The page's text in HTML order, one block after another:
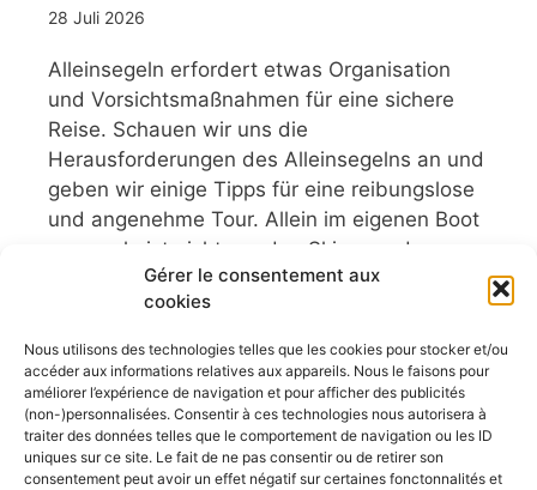
Gérer le consentement aux
cookies
Nous utilisons des technologies telles que les cookies pour stocker et/ou
accéder aux informations relatives aux appareils. Nous le faisons pour
améliorer l’expérience de navigation et pour afficher des publicités
(non-)personnalisées. Consentir à ces technologies nous autorisera à
traiter des données telles que le comportement de navigation ou les ID
uniques sur ce site. Le fait de ne pas consentir ou de retirer son
consentement peut avoir un effet négatif sur certaines fonctonnalités et
28 Juli 2026
Alleinsegeln erfordert etwas Organisation
und Vorsichtsmaßnahmen für eine sichere
Reise. Schauen wir uns die
Herausforderungen des Alleinsegelns an und
geben wir einige Tipps für eine reibungslose
und angenehme Tour. Allein im eigenen Boot
zu segeln ist nicht nur den Skippern der
Vendée Globe vorbehalten. Alleinsegeln
beschränkt sich nicht auf
Ozeanüberquerungen, die professionellen
Skippern oder Amateurseglern ...
Artikel lesen